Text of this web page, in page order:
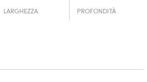
LARGHEZZA PROFONDITÀ